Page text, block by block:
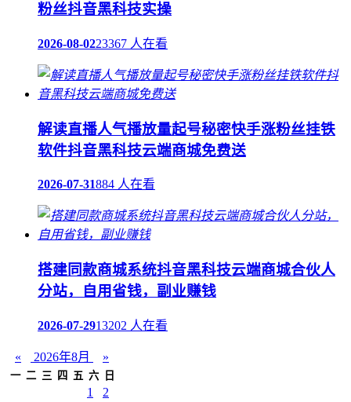
粉丝抖音黑科技实操
2026-08-0223367 人在看
解读直播人气播放量起号秘密快手涨粉丝挂铁
软件抖音黑科技云端商城免费送
2026-07-31884 人在看
搭建同款商城系统抖音黑科技云端商城合伙人
分站，自用省钱，副业赚钱
2026-07-2913202 人在看
« 2026年8月 »
一 二 三 四 五 六 日
1
2